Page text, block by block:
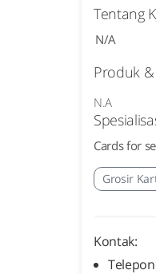
Tentang
N/A
Produk
N.A
Cards for
Grosir
Kontak: